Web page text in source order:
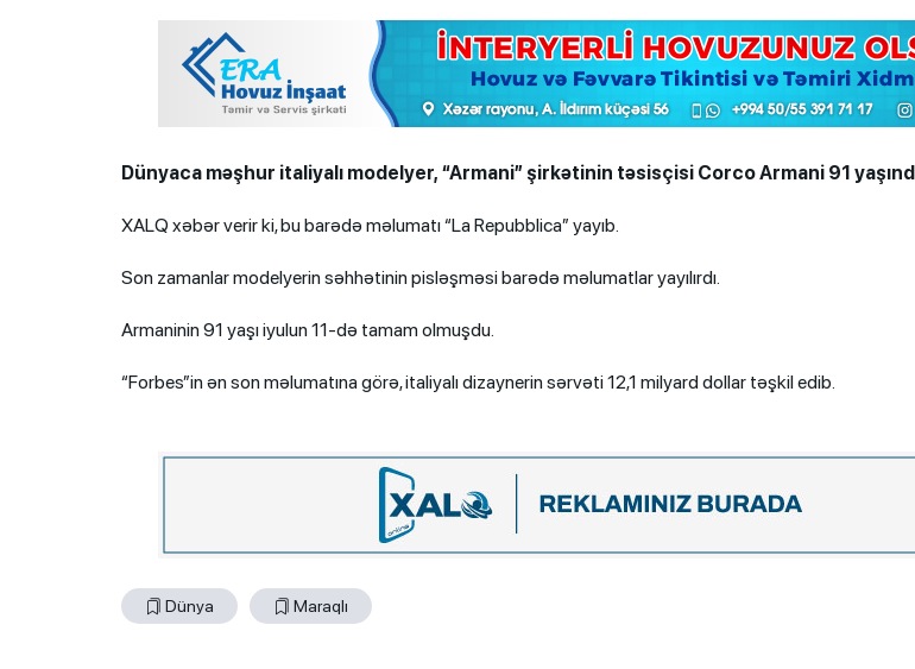
Dünyaca məşhur italiyalı modelyer, “Armani” şirkətinin təsisçisi​ Corco Armani 91
XALQ xəbər verir ki, bu barədə məlumatı “La Repubblica” yayıb.
Son zamanlar modelyerin səhhətinin pisləşməsi barədə məlumatlar yayılırdı.
Armaninin 91 yaşı iyulun 11-də tamam olmuşdu.
“Forbes”in ən son məlumatına görə, italiyalı dizaynerin sərvəti 12,1 milyard dollar təşkil edib.
Dünya Maraqlı